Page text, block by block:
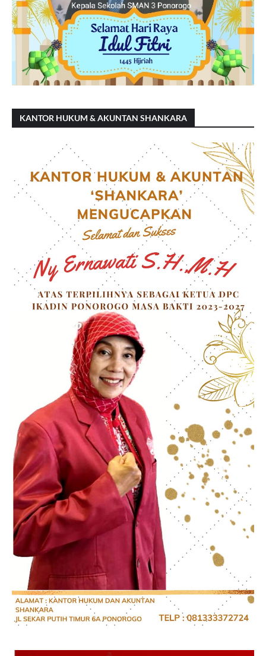
KANTOR HUKUM & AKUNTAN SHANKARA